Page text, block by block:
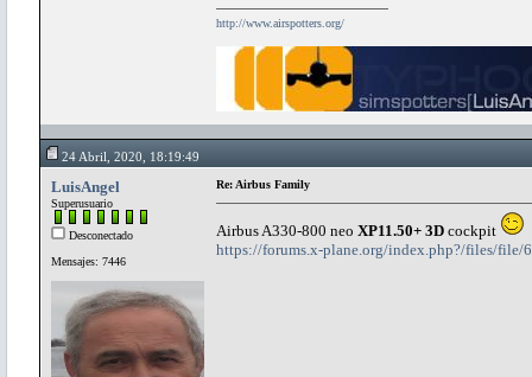
http://www.airspotters.org/
24 Abril, 2020, 18:19:49
LuisAngel
Superusuario
Desconectado
Mensajes: 7446
Re: Airbus Family
Airbus A330-800 neo XP11.50+ 3D cockpit
https://forums.x-plane.org/index.php?/files/file/